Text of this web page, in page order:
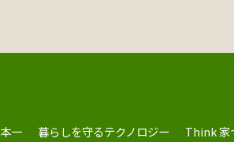
一 暮らしを守るテクノロジー Think 家